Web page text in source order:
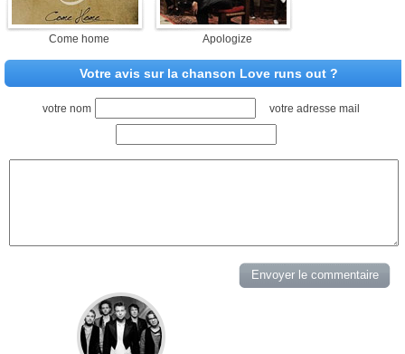
Come home Apologize
Votre avis sur la chanson Love runs out ?
votre nom votre adresse mail